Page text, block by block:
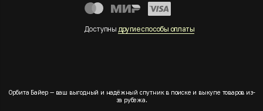
Доступны другие способы оплаты
Орбита Байер — ваш выгодный и надёжный спутник в поиске и выкупе товаров из-
за рубежа.